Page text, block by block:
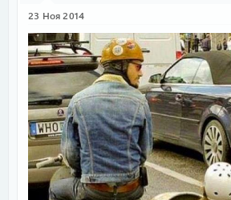
23 Ноя 2014